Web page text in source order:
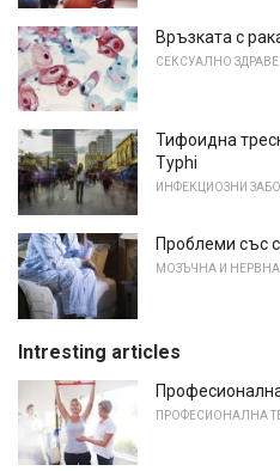
Връзката с
СЕКСУАЛНО ЗДРАВЕ
Тифоидна
Typhi
ИНФЕКЦИОЗНИ
Проблеми със
МОЗЪЧНА И
Intresting articles
ПРОФЕСИОНАЛНА